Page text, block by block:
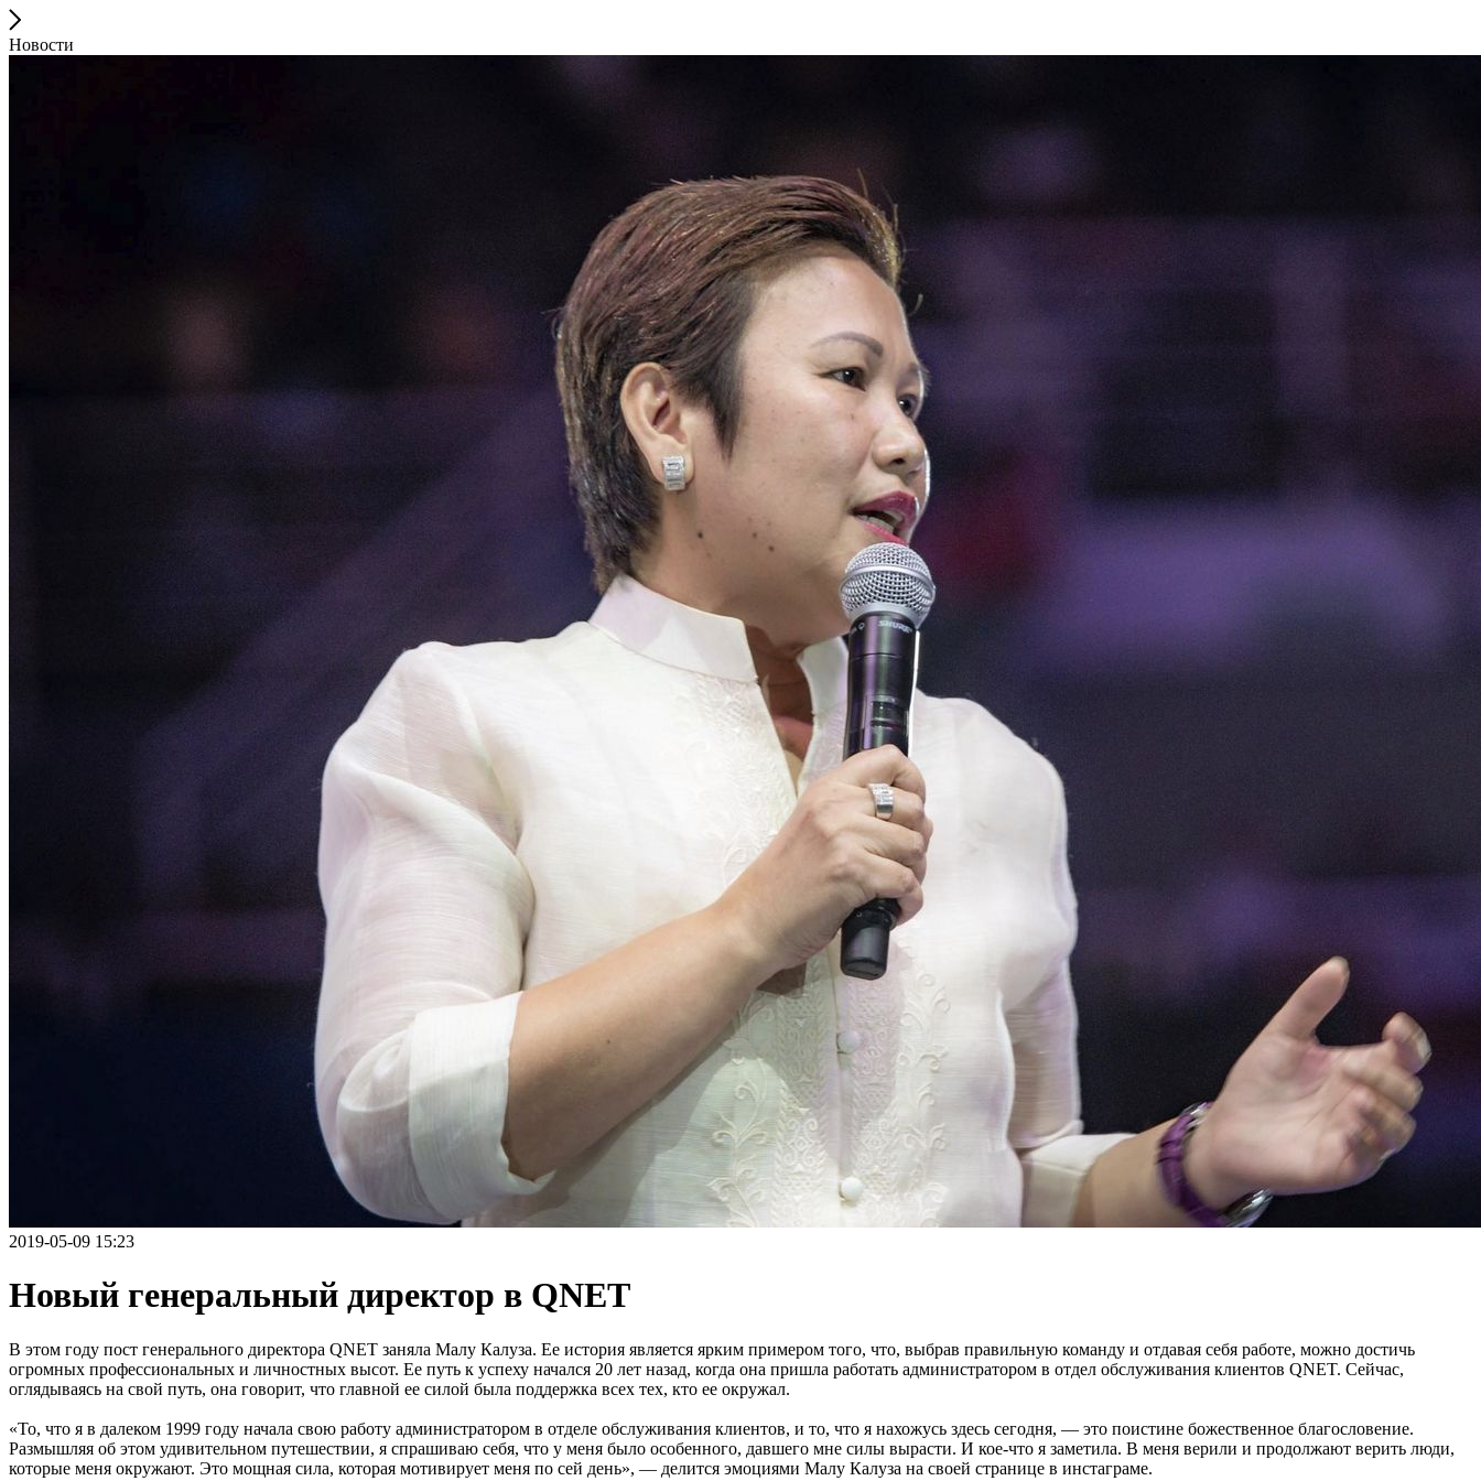
Новости
2019-05-09 15:23
Новый генеральный директор в QNET
В этом году пост генерального директора QNET заняла Малу Калуза. Ее история является ярким примером того, что, выбрав правильную команду и отдавая себя работе, можно достичь
огромных профессиональных и личностных высот. Ее путь к успеху начался 20 лет назад, когда она пришла работать администратором в отдел обслуживания клиентов QNET. Сейчас,
оглядываясь на свой путь, она говорит, что главной ее силой была поддержка всех тех, кто ее окружал.
«То, что я в далеком 1999 году начала свою работу администратором в отделе обслуживания клиентов, и то, что я нахожусь здесь сегодня, — это поистине божественное благословение.
Размышляя об этом удивительном путешествии, я спрашиваю себя, что у меня было особенного, давшего мне силы вырасти. И кое-что я заметила. В меня верили и продолжают верить люди,
которые меня окружают. Это мощная сила, которая мотивирует меня по сей день», — делится эмоциями Малу Калуза на своей странице в инстаграме.